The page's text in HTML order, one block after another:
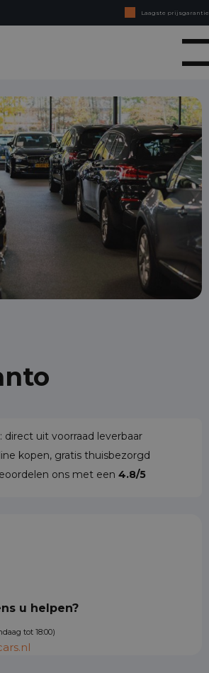
Laagste prijsgarantie
Online kopen, niet goed geld terug
Financial lease - Soepele acceptatie
direct uit voorraad leverbaar
kopen, gratis thuisbezorgd
ons met een 4.8/5
u helpen?
tot 18:00)